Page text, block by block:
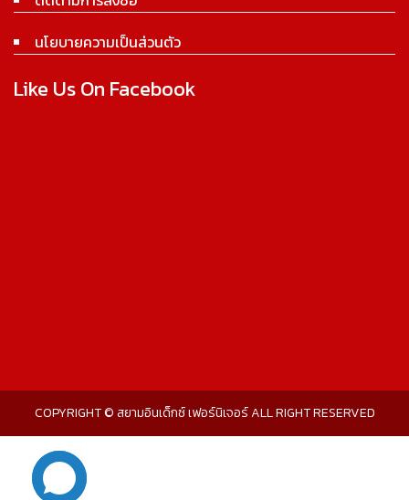
นโยบายความเป็นส่วนตัว
Like Us On Facebook
COPYRIGHT © สยามอินเด็กซ์ เฟอร์นิเจอร์ ALL RIGHT RESERVED